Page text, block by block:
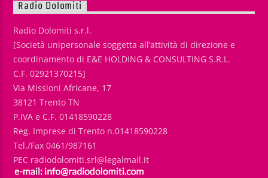
Radio Dolomiti
Radio Dolomiti s.r.l.
[Società unipersonale soggetta all’attività di direzione e
coordinamento di E&E HOLDING & CONSULTING S.R.L.
C.F. 02921370215]
Via Missioni Africane, 17
38121 Trento TN
P.IVA e C.F. 01418590228
Reg. Imprese di Trento n.01418590228
Tel./Fax 0461/987161
PEC radiodolomiti.srl@legalmail.it